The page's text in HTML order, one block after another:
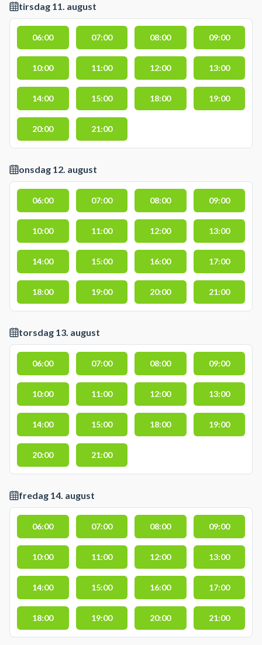
tirsdag 11. august
06:00 07:00 08:00 09:00
10:00 11:00 12:00 13:00
14:00 15:00 18:00 19:00
20:00 21:00
onsdag 12. august
06:00 07:00 08:00 09:00
10:00 11:00 12:00 13:00
14:00 15:00 16:00 17:00
18:00 19:00 20:00 21:00
torsdag 13. august
06:00 07:00 08:00 09:00
10:00 11:00 12:00 13:00
14:00 15:00 18:00 19:00
20:00 21:00
fredag 14. august
06:00 07:00 08:00 09:00
10:00 11:00 12:00 13:00
14:00 15:00 16:00 17:00
18:00 19:00 20:00 21:00